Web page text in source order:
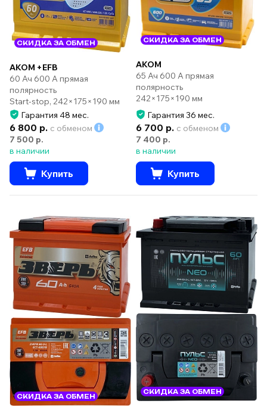
СКИДКА ЗА ОБМЕН
AKOM +EFB
60 Ач 600 А прямая
полярность
Start-stop, 242×175×190 мм
Гарантия 48 мес.
6 800 р. с обменом
7 500 р.
в наличии
Купить
СКИДКА ЗА ОБМЕН
AKOM
65 Ач 600 А прямая
полярность
242×175×190 мм
Гарантия 36 мес.
6 700 р. с обменом
7 400 р.
в наличии
Купить
СКИДКА ЗА ОБМЕН
СКИДКА ЗА ОБМЕН